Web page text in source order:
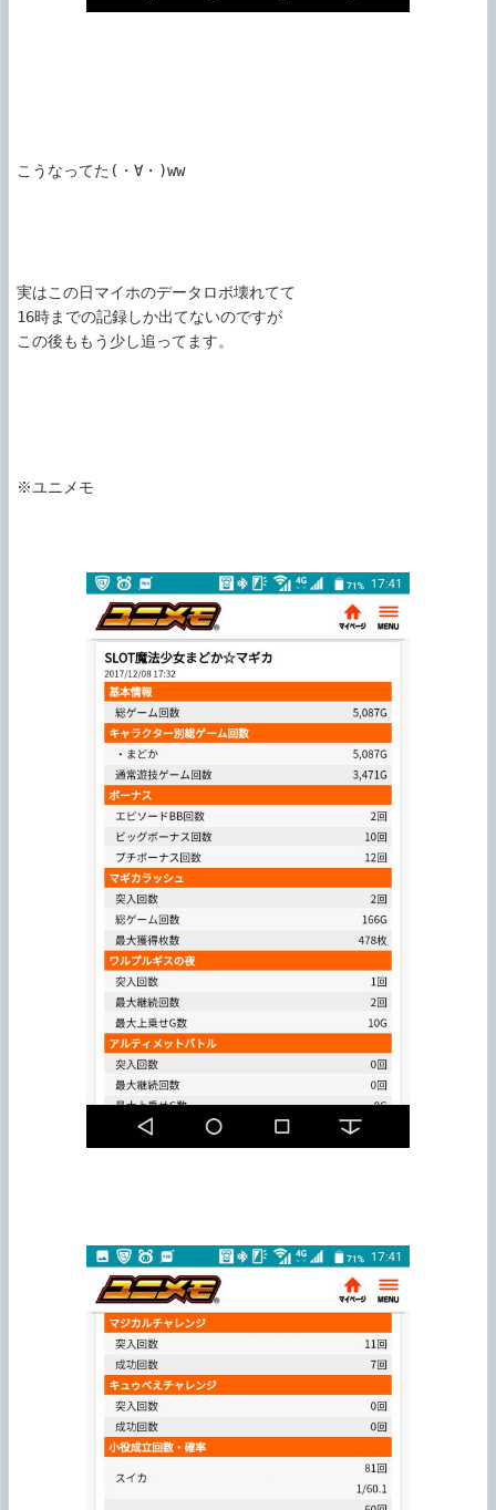
こうなってた(・∀・)ww
実はこの日マイホのデータロボ壊れてて
16時までの記録しか出てないのですが
この後ももう少し追ってます。
※ユニメモ